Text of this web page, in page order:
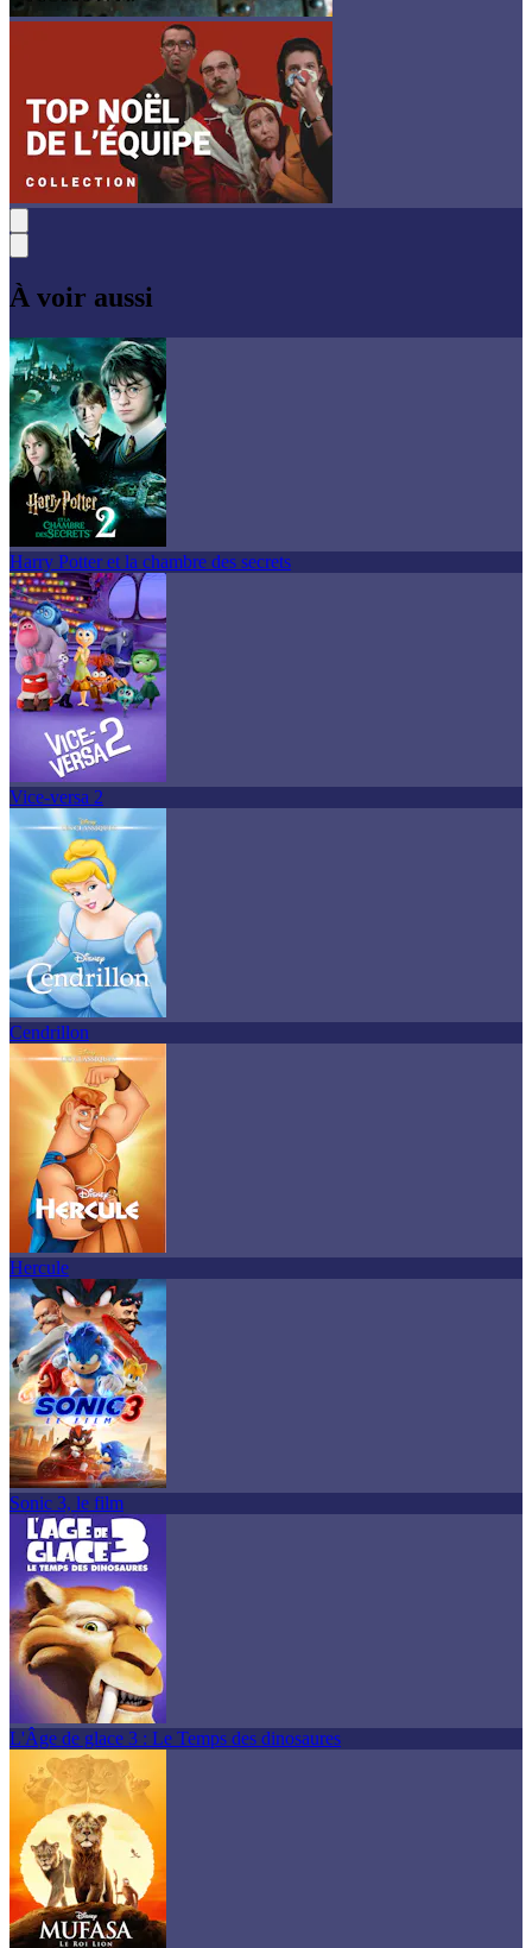
À voir aussi
Harry Potter et la chambre des secrets
Vice-versa 2
Cendrillon
Hercule
Sonic 3, le film
L'Âge de glace 3 : Le Temps des dinosaures